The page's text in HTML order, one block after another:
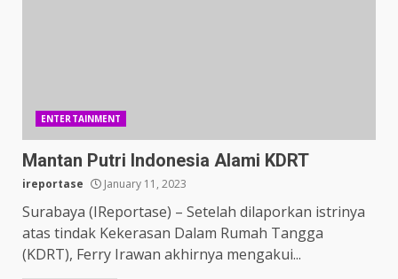
ENTERTAINMENT
Mantan Putri Indonesia Alami KDRT
ireportase January 11, 2023
Surabaya (IReportase) – Setelah dilaporkan istrinya
atas tindak Kekerasan Dalam Rumah Tangga
(KDRT), Ferry Irawan akhirnya mengakui...